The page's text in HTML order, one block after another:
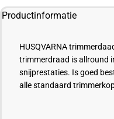
Productinformatie
HUSQVARNA
trimmerdraad is allround
snijprestaties. Is goed
alle standaard